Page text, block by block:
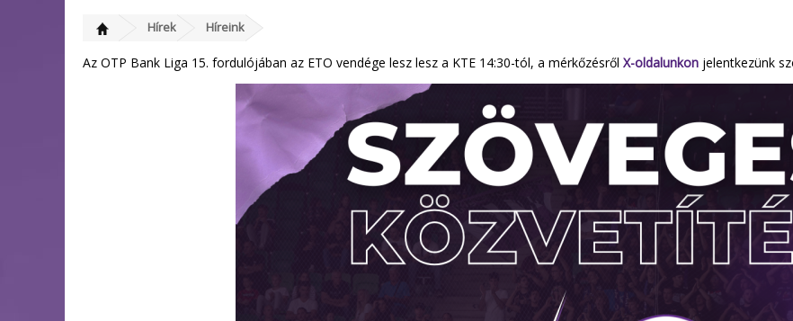
Hírek Híreink
Az OTP Bank Liga 15. fordulójában az ETO vendége lesz lesz a KTE 14:30-tól, a mérkőzésről X-oldalunkon jelentkezünk